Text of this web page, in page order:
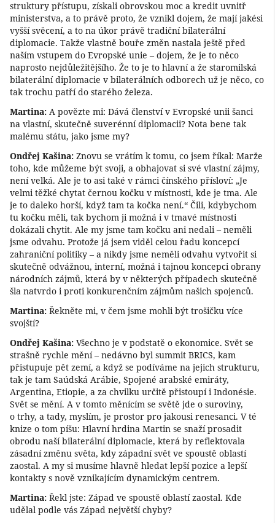
struktury přístupu, získali obrovskou moc a kredit uvnitř
ministerstva, a to právě proto, že vznikl dojem, že mají jakési
vyšší svěcení, a to na úkor právě tradiční bilaterální
diplomacie. Takže vlastně bouře změn nastala ještě před
naším vstupem do Evropské unie – dojem, že je to něco
naprosto nejdůležitějšího. Že to je to hlavní a že staromilská
bilaterální diplomacie v bilaterálních odborech už je něco, co
tak trochu patří do starého železa.
Martina: A povězte mi: Dává členství v Evropské unii šanci
na vlastní, skutečně suverénní diplomacii? Nota bene tak
malému státu, jako jsme my?
Ondřej Kašina: Znovu se vrátím k tomu, co jsem říkal: Marže
toho, kde můžeme být svoji, a obhajovat si své vlastní zájmy,
není velká. Ale je to asi také v rámci čínského přísloví: „Je
velmi těžké chytat černou kočku v místnosti, kde je tma. Ale
je to daleko horší, když tam ta kočka není.“ Čili, kdybychom
tu kočku měli, tak bychom ji možná i v tmavé místnosti
dokázali chytit. Ale my jsme tam kočku ani nedali – neměli
jsme odvahu. Protože já jsem viděl celou řadu koncepcí
zahraniční politiky – a nikdy jsme neměli odvahu vytvořit si
skutečně odvážnou, interní, možná i tajnou koncepci obrany
národních zájmů, která by v některých případech skutečně
šla natvrdo i proti konkurenčním zájmům našich spojenců.
Martina: Řekněte mi, v čem jsme mohli být trošičku více
svojští?
Ondřej Kašina: Všechno je v podstatě o ekonomice. Svět se
strašně rychle mění – nedávno byl summit BRICS, kam
přistupuje pět zemí, a když se podíváme na jejich strukturu,
tak je tam Saúdská Arábie, Spojené arabské emiráty,
Argentina, Etiopie, a za chvilku určitě přistoupí i Indonésie.
Svět se mění. A v tomto měnícím se světě jde o suroviny,
o trhy, a tady, myslím, je prostor pro jakousi renesanci. V té
knize o tom píšu: Hlavní hrdina Martin se snaží prosadit
obrodu naší bilaterální diplomacie, která by reflektovala
zásadní změnu světa, kdy západní svět ve spoustě oblastí
zaostal. A my si musíme hlavně hledat lepší pozice a lepší
kontakty s nově vznikajícím dynamickým centrem.
Martina: Řekl jste: Západ ve spoustě oblastí zaostal. Kde
udělal podle vás Západ největší chyby?